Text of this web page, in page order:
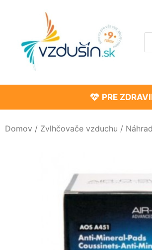
PRE
Domov / Zvlhčovače vzduchu /